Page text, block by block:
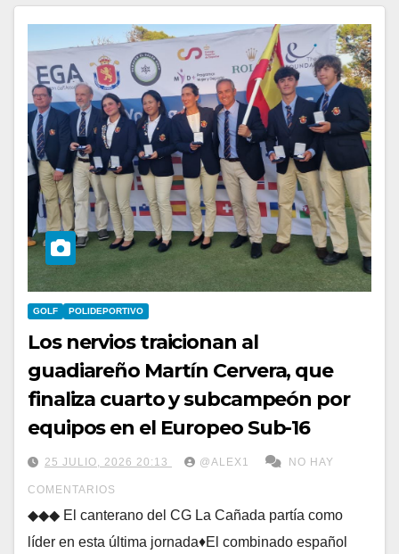
GOLF POLIDEPORTIVO
Los nervios traicionan al
guadiareño Martín Cervera, que
finaliza cuarto y subcampeón por
equipos en el Europeo Sub-16
25 JULIO, 2026 20:13 @ALEX1 NO HAY
COMENTARIOS
◆◆◆ El canterano del CG La Cañada partía como
líder en esta última jornada♦El combinado español